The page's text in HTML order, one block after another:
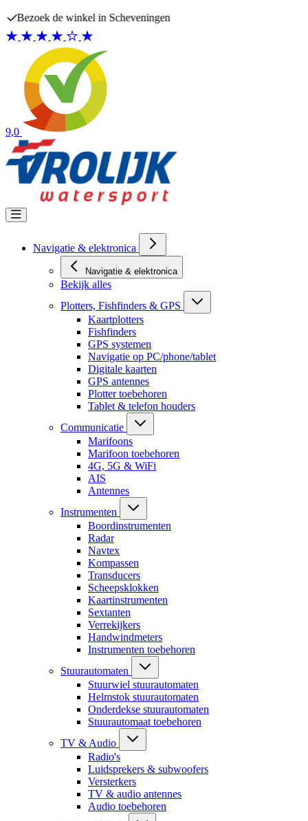
Bezoek de winkel in Scheveningen
9,0
Navigatie & elektronica
Navigatie & elektronica
Bekijk alles
Plotters, Fishfinders & GPS
Kaartplotters
Fishfinders
GPS systemen
Navigatie op PC/phone/tablet
Digitale kaarten
GPS antennes
Plotter toebehoren
Tablet & telefon houders
Communicatie
Marifoons
Marifoon toebehoren
4G, 5G & WiFi
AIS
Antennes
Instrumenten
Boordinstrumenten
Radar
Navtex
Kompassen
Transducers
Scheepsklokken
Kaartinstrumenten
Sextanten
Verrekijkers
Handwindmeters
Instrumenten toebehoren
Stuurautomaten
Stuurwiel stuurautomaten
Helmstok stuurautomaten
Onderdekse stuurautomaten
Stuurautomaat toebehoren
TV & Audio
Radio's
Luidsprekers & subwoofers
Versterkers
TV & audio antennes
Audio toebehoren